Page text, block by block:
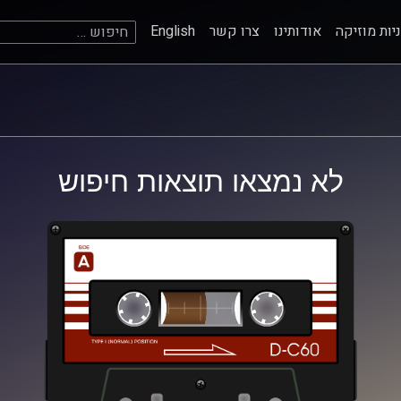
מוזיקה אודותינו צרו קשר English חיפוש:
לא נמצאו תוצאות חיפוש